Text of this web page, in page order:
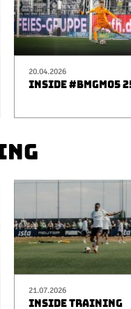
20.04.2026
INSIDE #BMGM05
21.07.2026
INSIDE TRAINING